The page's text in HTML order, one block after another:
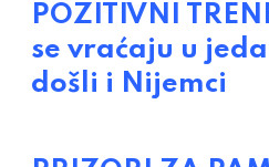
POZITIVNI
se vraćaju u
došli i Nijemci